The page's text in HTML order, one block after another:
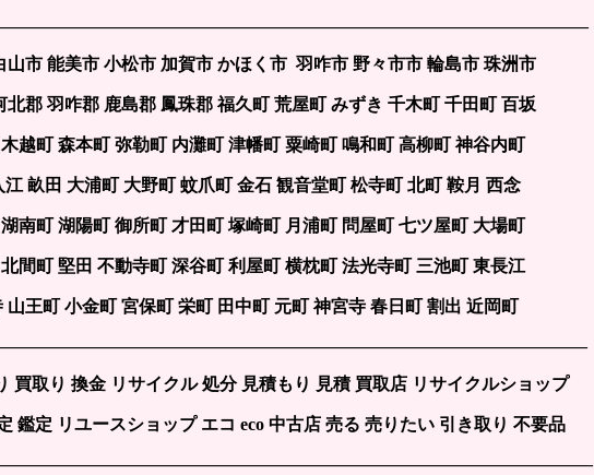
山市 能美市 小松市 加賀市 かほく市 羽咋市 野々市市 輪島市 珠洲市
北郡 羽咋郡 鹿島郡 鳳珠郡 福久町 荒屋町 みずき 千木町 千田町 百坂
越町 森本町 弥勒町 内灘町 津幡町 粟崎町 鳴和町 高柳町 神谷内町
江 畝田 大浦町 大野町 蚊爪町 金石 観音堂町 松寺町 北町 鞍月 西念
南町 湖陽町 御所町 才田町 塚崎町 月浦町 問屋町 七ツ屋町 大場町
間町 堅田 不動寺町 深谷町 利屋町 横枕町 法光寺町 三池町 東長江
山王町 小金町 宮保町 栄町 田中町 元町 神宮寺 春日町 割出 近岡町
買取り 換金 リサイクル 処分 見積もり 見積 買取店 リサイクルショップ
鑑定 リユースショップ エコ eco 中古店 売る 売りたい 引き取り 不要品